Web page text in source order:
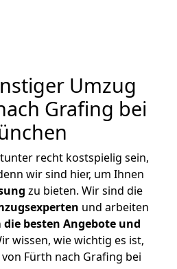
Umzug
Grafing bei
recht kostspielig sein,
wir sind hier, um Ihnen
zu bieten. Wir sind die
und arbeiten
die besten Angebote und
wissen, wie wichtig es ist,
Fürth nach Grafing bei